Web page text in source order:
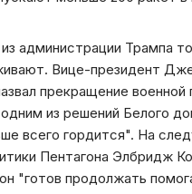
администрации Трампа
Вице-президент
прекращение
из решений Белого
всего гордится". На
Пентагона Элбридж
"готов продолжать